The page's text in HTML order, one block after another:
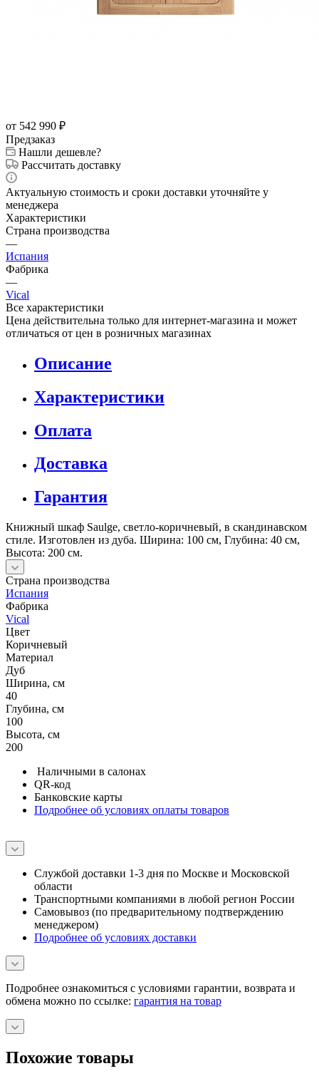
от 542 990 ₽
Предзаказ
Нашли дешевле?
Рассчитать доставку
Актуальную стоимость и сроки доставки уточняйте у
менеджера
Характеристики
Страна производства
—
Испания
Фабрика
—
Vical
Все характеристики
Цена действительна только для интернет-магазина и может
отличаться от цен в розничных магазинах
Описание
Характеристики
Оплата
Доставка
Гарантия
Книжный шкаф Saulge, светло-коричневый, в скандинавском
стиле. Изготовлен из дуба. Ширина: 100 см, Глубина: 40 см,
Высота: 200 см.
Страна производства
Испания
Фабрика
Vical
Цвет
Коричневый
Материал
Дуб
Ширина, см
40
Глубина, см
100
Высота, см
200
Наличными в салонах
QR-код
Банковские карты
Подробнее об условиях оплаты товаров
Службой доставки 1-3 дня по Москве и Московской
области
Транспортными компаниями в любой регион России
Самовывоз (по предварительному подтверждению
менеджером)
Подробнее об условиях доставки
Подробнее ознакомиться с условиями гарантии, возврата и
обмена можно по ссылке: гарантия на товар
Похожие товары